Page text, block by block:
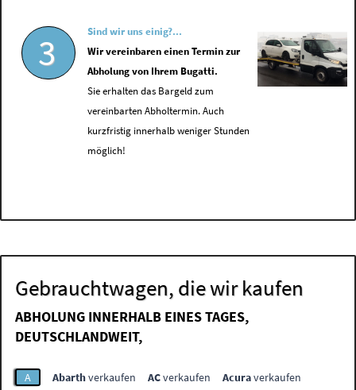
3
Sind wir uns einig?...
Wir vereinbaren einen Termin zur
Abholung von Ihrem Bugatti.
Sie erhalten das Bargeld zum
vereinbarten Abholtermin. Auch
kurzfristig innerhalb weniger Stunden
möglich!
Gebrauchtwagen, die wir kaufen
ABHOLUNG INNERHALB EINES TAGES,
DEUTSCHLANDWEIT,
A Abarthverkaufen ACverkaufen Acuraverkaufen